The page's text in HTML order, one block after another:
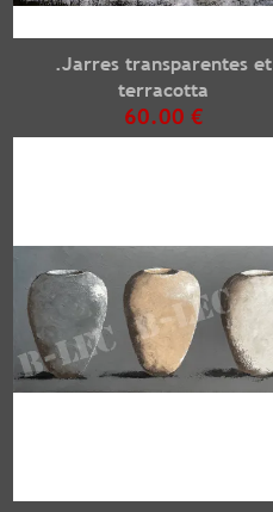
.Jarres transparentes et
terracotta
60.00 €